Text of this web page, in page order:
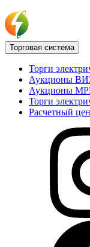
Торговая система
Торги
Аукционы
Аукционы
Торги
Расчетный